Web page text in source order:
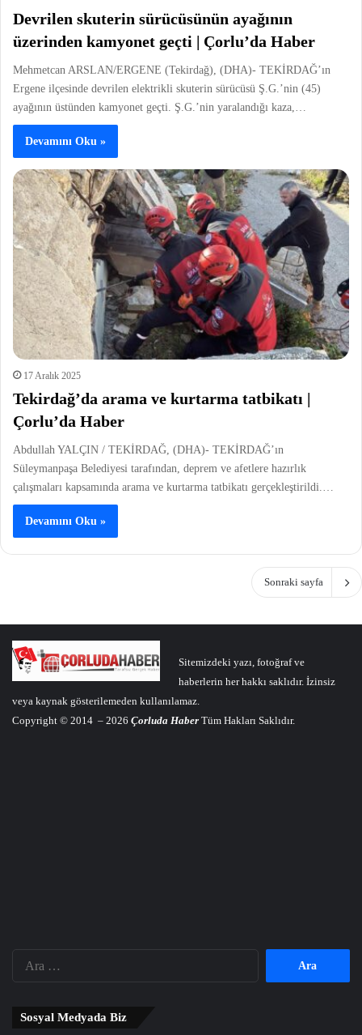
Devrilen skuterin sürücüsünün ayağının
üzerinden kamyonet geçti | Çorlu’da Haber
Mehmetcan ARSLAN/ERGENE (Tekirdağ), (DHA)- TEKİRDAĞ’ın
Ergene ilçesinde devrilen elektrikli skuterin sürücüsü Ş.G.’nin (45)
ayağının üstünden kamyonet geçti. Ş.G.’nin yaralandığı kaza,…
Devamını Oku »
17 Aralık 2025
Tekirdağ’da arama ve kurtarma tatbikatı |
Çorlu’da Haber
Abdullah YALÇIN / TEKİRDAĞ, (DHA)- TEKİRDAĞ’ın
Süleymanpaşa Belediyesi tarafından, deprem ve afetlere hazırlık
çalışmaları kapsamında arama ve kurtarma tatbikatı gerçekleştirildi.…
Devamını Oku »
Sonraki sayfa
Sitemizdeki yazı, fotoğraf ve
haberlerin her hakkı saklıdır. İzinsiz
veya kaynak gösterilemeden kullanılamaz.
Copyright © 2014 – 2026 Çorluda Haber Tüm Hakları Saklıdır.
Sosyal Medyada Biz